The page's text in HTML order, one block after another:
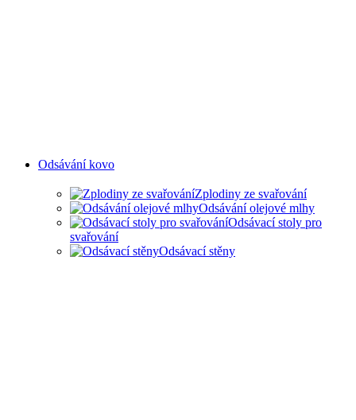
Odsávání kovo
Zplodiny ze svařování
Odsávání olejové mlhy
Odsávací stoly pro
svařování
Odsávací stěny